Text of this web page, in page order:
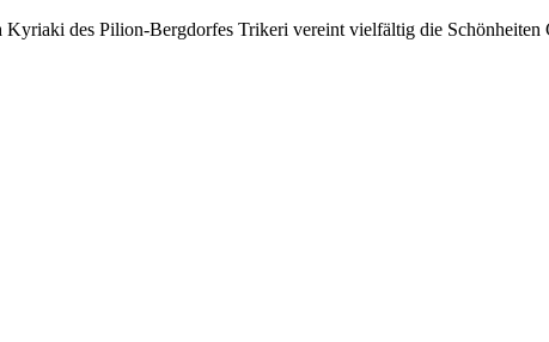
des Pilion-Bergdorfes Trikeri vereint vielfältig die